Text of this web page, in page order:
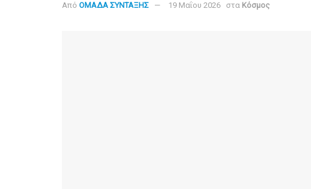
Από ΟΜΑΔΑ ΣΥΝΤΑΞΗΣ 19 Μαΐου 2026 στα Κόσμος